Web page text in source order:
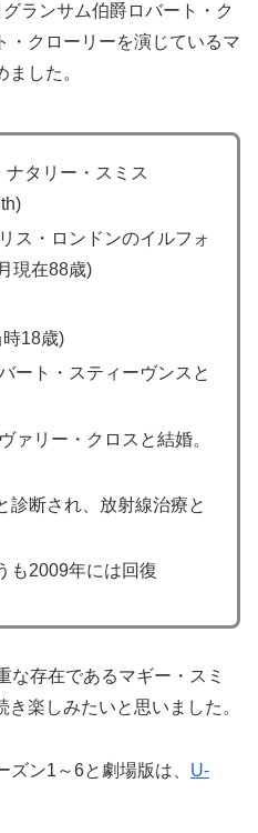
ランサム伯爵ロバート・ク
・クローリーを演じているマ
した。
タリー・スミス
ス・ロンドンのイルフォ
現在88歳)
18歳)
ート・スティーヴンスと
ァリー・クロスと結婚。
診断され、放射線治療と
も2009年には回復
な存在であるマギー・スミ
楽しみたいと思いました。
ズン1～6と劇場版は、 U-